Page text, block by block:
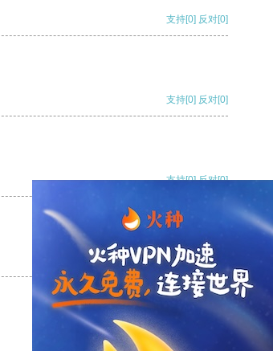
支持[0] 反对[0]
支持[0] 反对[0]
支持[0] 反对[0]
支持[0] 反对
支持